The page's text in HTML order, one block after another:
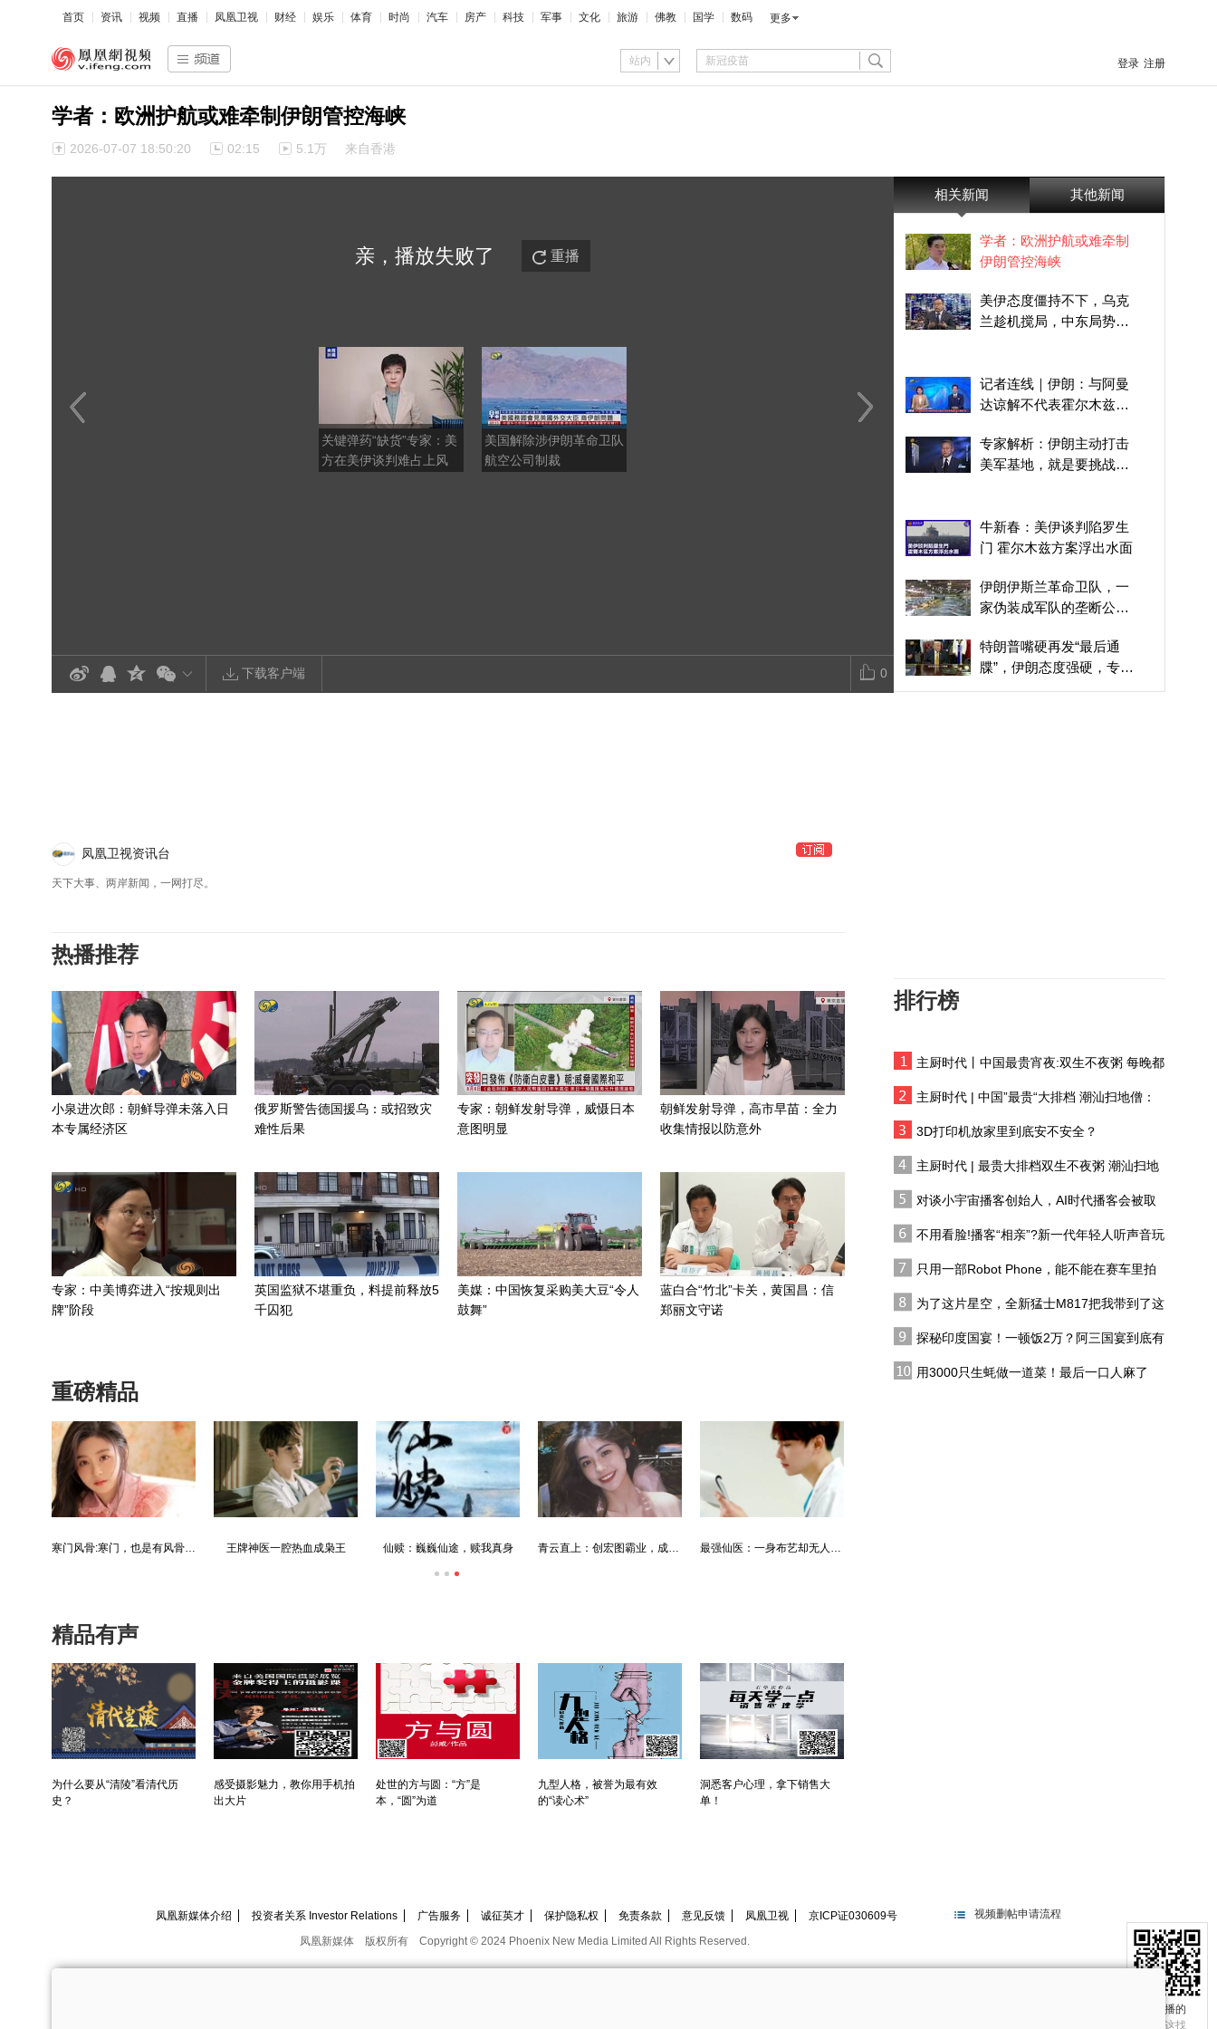
首页 资讯 视频 直播 凤凰卫视 财经 娱乐 体育 时尚 汽车 房产 科技 军事 文化 旅游 佛教 国学 数码 更多
站内 登录 注册
学者：欧洲护航或难牵制伊朗管控海峡
2026-07-07 18:50:20 02:15 5.1万 来自香港
亲，播放失败了 重播
关键弹药“缺货”专家：美
方在美伊谈判难占上风
美国解除涉伊朗革命卫队
航空公司制裁
美媒：伊朗和阿曼海峡协
牛新春：美伊谈判陷罗生
门 霍尔木兹方案浮出水
下载客户端 0
相关新闻 其他新闻
学者：欧洲护航或难牵制
伊朗管控海峡
美伊态度僵持不下，乌克
兰趁机搅局，中东局势会
记者连线｜伊朗：与阿曼
达谅解不代表霍尔木兹重
专家解析：伊朗主动打击
美军基地，就是要挑战美
牛新春：美伊谈判陷罗生
门 霍尔木兹方案浮出水面
伊朗伊斯兰革命卫队，一
家伪装成军队的垄断公
特朗普嘴硬再发“最后通
牒”，伊朗态度强硬，专家
解读局势的核心走向
美伊战火烧到苏伊士运河
招，谁干的？
外媒：伊朗或将能管控霍
对话，美伊局势还会如何
升温发酵？
伊朗是如何从亲美附庸，
变成了中东反美排头兵？
美媒：伊朗和阿曼海峡协
现场报道｜伊朗：最快本
凤凰卫视资讯台
天下大事、两岸新闻，一网打尽。
热播推荐
小泉进次郎：朝鲜导弹未落入日
本专属经济区
俄罗斯警告德国援乌：或招致灾
难性后果
专家：朝鲜发射导弹，威慑日本
意图明显
朝鲜发射导弹，高市早苗：全力
收集情报以防意外
专家：中美博弈进入“按规则出
牌”阶段
英国监狱不堪重负，料提前释放5
千囚犯
美媒：中国恢复采购美大豆“令人
鼓舞”
蓝白合“竹北”卡关，黄国昌：信
郑丽文守诺
重磅精品
寒门风骨:寒门，也是有风骨的！ 王牌神医一腔热血成枭王 仙赎：巍巍仙途，赎我真身 青云直上：创宏图霸业，成人生赢家 最强仙医：一身布艺却无人不识
精品有声
为什么要从“清陵”看清代历
史？
感受摄影魅力，教你用手机拍
出大片
处世的方与圆：“方”是
本，“圆”为道
九型人格，被誉为最有效
的“读心术”
洞悉客户心理，拿下销售大
单！
排行榜
主厨时代丨中国最贵宵夜:双生不夜粥 每晚都
主厨时代 | 中国”最贵“大排档 潮汕扫地僧：
3D打印机放家里到底安不安全？
主厨时代 | 最贵大排档双生不夜粥 潮汕扫地
对谈小宇宙播客创始人，AI时代播客会被取
不用看脸!播客“相亲”?新一代年轻人听声音玩
只用一部Robot Phone，能不能在赛车里拍
为了这片星空，全新猛士M817把我带到了这
探秘印度国宴！一顿饭2万？阿三国宴到底有
用3000只生蚝做一道菜！最后一口人麻了
凤凰新媒体介绍 投资者关系 Investor Relations 广告服务 诚征英才 保护隐私权 免责条款 意见反馈 凤凰卫视
京ICP证030609号
凤凰新媒体
版权所有 Copyright © 2024 Phoenix New Media Limited All Rights Reserved.
视频删帖申请流程
电视不播的
真相在这找